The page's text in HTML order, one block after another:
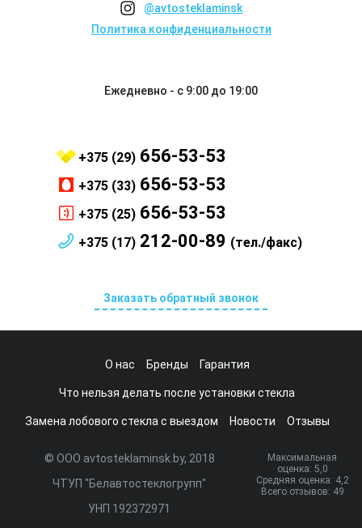
@avtosteklaminsk
Политика конфиденциальности
Ежедневно - с 9:00 до 19:00
+375 (29) 656-53-53
+375 (33) 656-53-53
+375 (25) 656-53-53
+375 (17) 212-00-89 (тел./факс)
Заказать обратный звонок
О нас Бренды Гарантия
Что нельзя делать после установки стекла
Замена лобового стекла с выездом Новости Отзывы
© ООО avtosteklaminsk.by, 2018
ЧТУП "Белавтостеклогрупп"
УНП 192372971
Максимальная
оценка: 5,0
Средняя оценка: 4,2
Всего отзывов: 49